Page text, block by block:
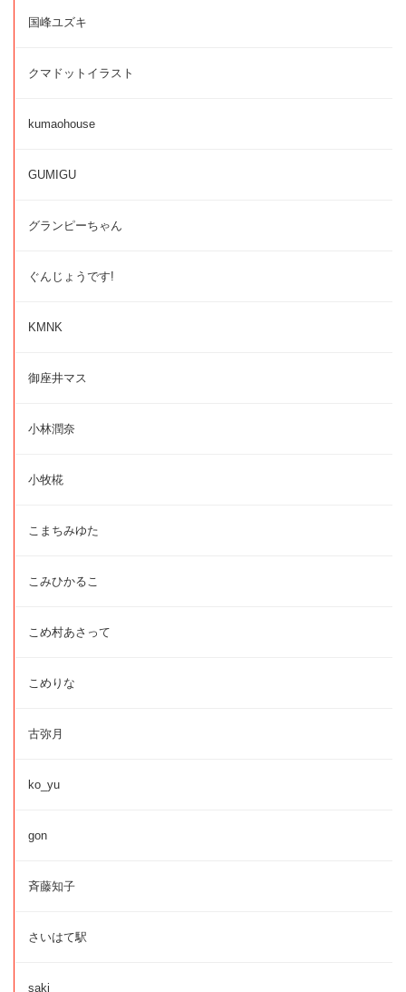
国峰ユズキ
クマドットイラスト
kumaohouse
GUMIGU
グランピーちゃん
ぐんじょうです!
KMNK
御座井マス
小林潤奈
小牧椛
こまちみゆた
こみひかるこ
こめ村あさって
こめりな
古弥月
ko_yu
gon
斉藤知子
さいはて駅
saki